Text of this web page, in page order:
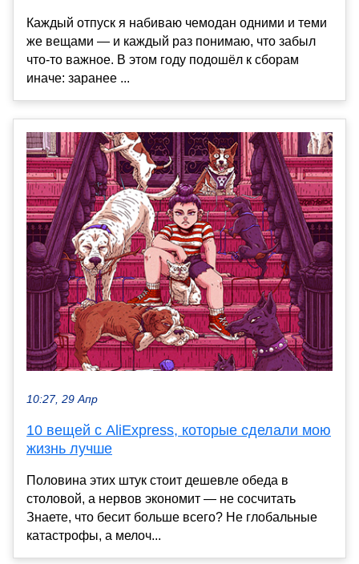
Каждый отпуск я набиваю чемодан одними и теми
же вещами — и каждый раз понимаю, что забыл
что-то важное. В этом году подошёл к сборам
иначе: заранее ...
10:27, 29 Апр
10 вещей с AliExpress, которые сделали мою
жизнь лучше
Половина этих штук стоит дешевле обеда в
столовой, а нервов экономит — не сосчитать
Знаете, что бесит больше всего? Не глобальные
катастрофы, а мелоч...